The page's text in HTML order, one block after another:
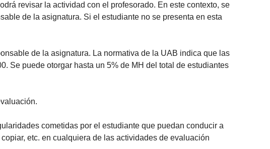
revisar la actividad con el profesorado. En este contexto, se
de la asignatura. Si el estudiante no se presenta en esta
de la asignatura. La normativa de la UAB indica que las
Se puede otorgar hasta un 5% de MH del total de estudiantes
cometidas por el estudiante que puedan conducir a
etc. en cualquiera de las actividades de evaluación